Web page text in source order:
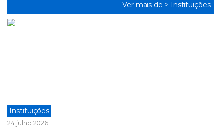
Ver mais de > Instituições
Instituições
24 julho 2026